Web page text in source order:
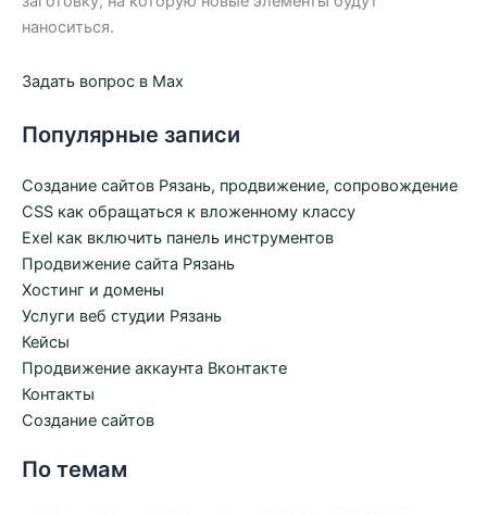
наноситься.
Задать вопрос в Max
Популярные записи
Создание сайтов Рязань, продвижение, сопровождение
CSS как обращаться к вложенному классу
Exel как включить панель инструментов
Продвижение сайта Рязань
Хостинг и домены
Услуги веб студии Рязань
Кейсы
Продвижение аккаунта Вконтакте
Контакты
Создание сайтов
По темам